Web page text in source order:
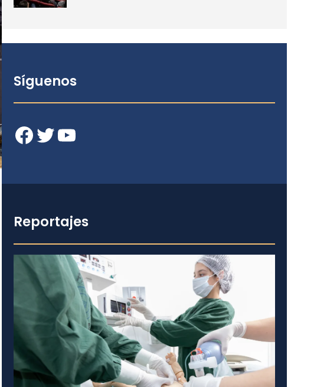
Síguenos
Facebook Twitter YouTube
Reportajes